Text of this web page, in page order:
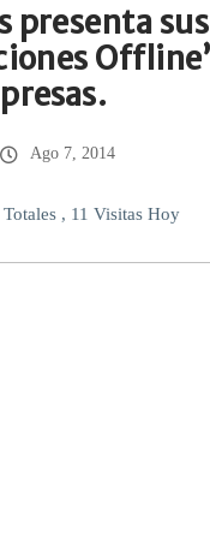
Empresa GeneXus
presenta sus
Ago 7, 2014
, 11 Visitas Hoy